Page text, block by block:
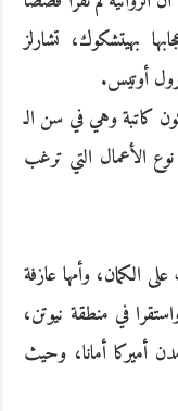
بهيتشكوك، تشارلز
أوتيس.
كاتبة وهي في سن الـ
نوع الأعمال التي ترغب
الكمان، وأمها عازفة
في منطقة نيوتن،
أميركا أمانا، وحيث